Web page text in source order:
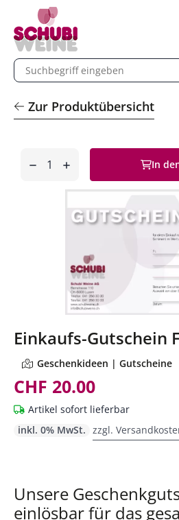
eingeben
Zur Produktübersicht
In
Einkaufs-Gutschein
Geschenkideen | Gutscheine
CHF 20.00
Artikel sofort lieferbar
inkl. 0% MwSt. zzgl.
Unsere
einlösbar für das